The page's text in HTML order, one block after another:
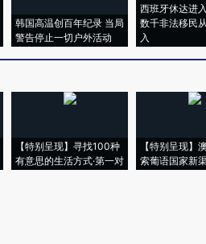
韩国高温创百年纪录 当局
警告停止一切户外活动
西班牙休达进
数千非法移民
入
【特别呈现】寻找100种
有意思的生活方式·第一对
【特别呈现】
索葡语国家新